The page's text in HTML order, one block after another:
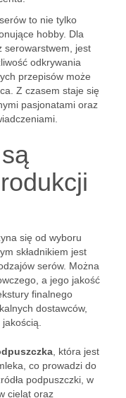
to nie tylko
hobby. Dla
serowarstwem, jest
odkrywania
przepisów może
Z czasem staje się
pasjonatami oraz
się od wyboru
składnikiem jest
serów. Można
a jego jakość
finalnego
dostawców,
, która jest
co prowadzi do
podpuszczki, w
cieląt oraz